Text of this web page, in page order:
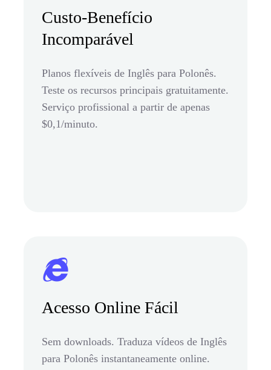
Custo-Benefício
Incomparável
Planos flexíveis de Inglês para Polonês.
Teste os recursos principais gratuitamente.
Serviço profissional a partir de apenas
$0,1/minuto.
Acesso Online Fácil
Sem downloads. Traduza vídeos de Inglês
para Polonês instantaneamente online.